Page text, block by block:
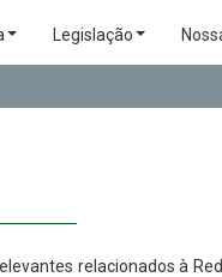
Legislação
relacionados à